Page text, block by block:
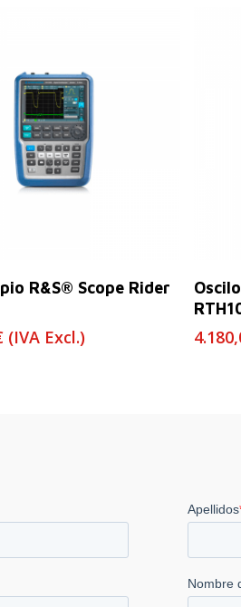
Leer Más
R&S® Scope Rider
(IVA Excl.)